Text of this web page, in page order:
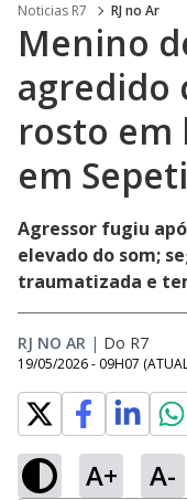
Noticias R7 RJ no Ar
Menino
agredido
rosto em
em
Agressor fugiu
elevado do som;
traumatizada e
RJ NO AR | Do R7
19/05/2026 - 09H07
A+ A-
Loaded
54.23%